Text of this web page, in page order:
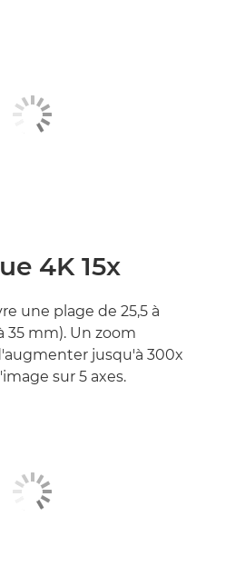
4K 15x
une plage de 25,5 à
35 mm). Un zoom
jusqu'à 300x
sur 5 axes.